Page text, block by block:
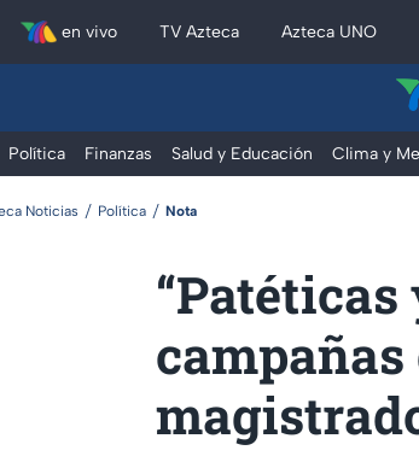
en vivo TV Azteca Azteca UNO
Política Finanzas Salud y Educación Clima y
Noticias Política Nota
“Patéticas
campañas